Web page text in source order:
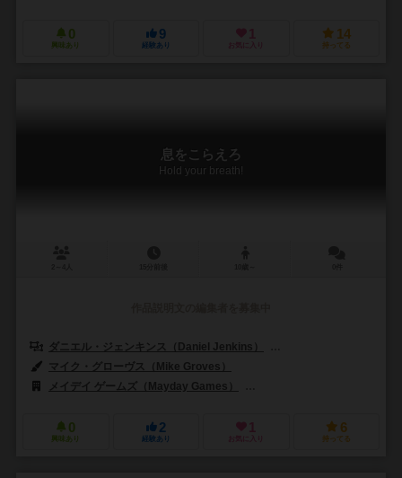
0
興味あり
9
経験あり
1
お気に入り
14
持ってる
息をこらえろ
Hold your breath!
ダニエル・ジェンキンス（Daniel Jenkins）
マイク・グローヴス（Mike Groves）
メイデイ ゲームズ（Mayday Games）
0
興味あり
2
経験あり
1
お気に入り
6
持ってる